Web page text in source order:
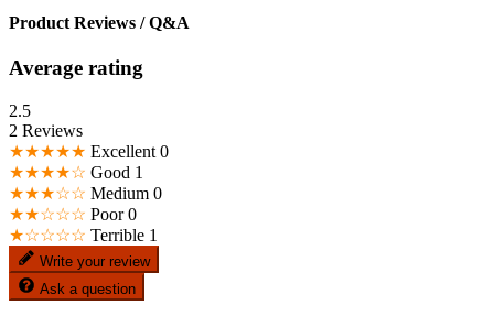
Product Reviews / Q&A
Average rating
2.5
2 Reviews
★★★★★ Excellent 0
★★★★☆ Good 1
★★★☆☆ Medium 0
★★☆☆☆ Poor 0
★☆☆☆☆ Terrible 1
Write your review
Ask a question